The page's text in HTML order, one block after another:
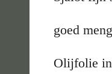
goed
Olijfolie in